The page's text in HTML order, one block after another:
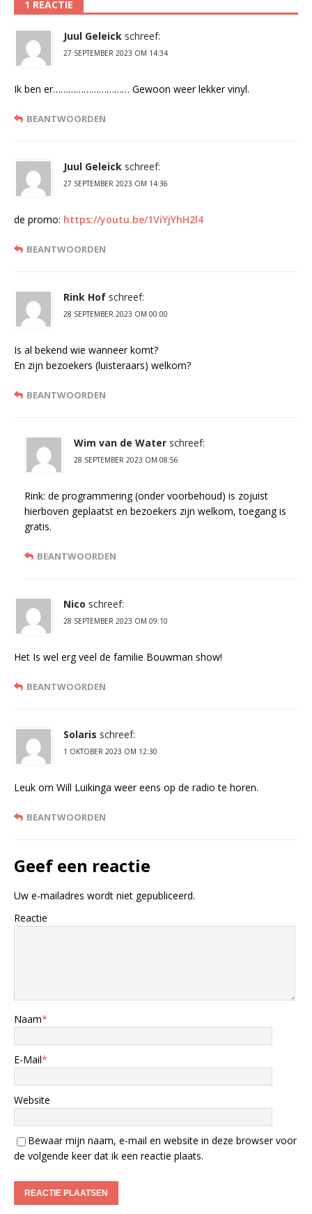
1 REACTIE
Juul Geleick schreef:
27 SEPTEMBER 2023 OM 14:34
Ik ben er………………………… Gewoon weer lekker vinyl.
BEANTWOORDEN
Juul Geleick schreef:
27 SEPTEMBER 2023 OM 14:36
de promo: https://youtu.be/1ViYjYhH2l4
BEANTWOORDEN
Rink Hof schreef:
28 SEPTEMBER 2023 OM 00:00
Is al bekend wie wanneer komt?
En zijn bezoekers (luisteraars) welkom?
BEANTWOORDEN
Wim van de Water schreef:
28 SEPTEMBER 2023 OM 08:56
Rink: de programmering (onder voorbehoud) is zojuist
hierboven geplaatst en bezoekers zijn welkom, toegang is
gratis.
BEANTWOORDEN
Nico schreef:
28 SEPTEMBER 2023 OM 09:10
Het Is wel erg veel de familie Bouwman show!
BEANTWOORDEN
Solaris schreef:
1 OKTOBER 2023 OM 12:30
Leuk om Will Luikinga weer eens op de radio te horen.
BEANTWOORDEN
Geef een reactie
Uw e-mailadres wordt niet gepubliceerd.
Reactie
Naam*
E-Mail*
Website
Bewaar mijn naam, e-mail en website in deze browser voor
de volgende keer dat ik een reactie plaats.